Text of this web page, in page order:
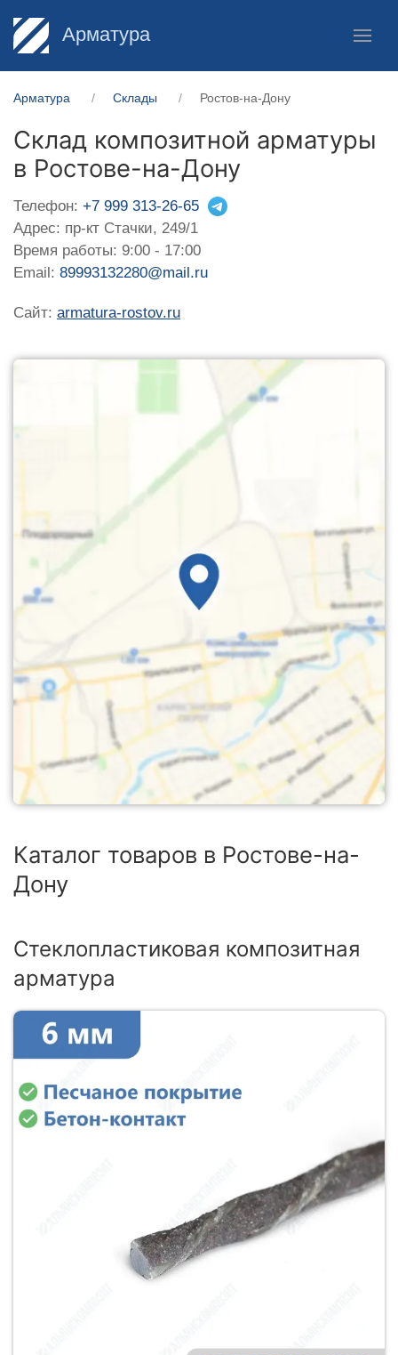
Арматура
Арматура Склады Ростов-на-Дону
Склад композитной арматуры
в Ростове-на-Дону
Телефон: +7 999 313-26-65
Адрес: пр-кт Стачки, 249/1
Время работы: 9:00 - 17:00
Email: 89993132280@mail.ru
Сайт: armatura-rostov.ru
Каталог товаров в Ростове-на-
Дону
Стеклопластиковая композитная
арматура